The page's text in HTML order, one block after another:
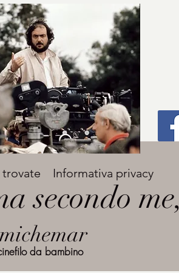
secondo
michemar
trovate Informativa privacy
da bambino